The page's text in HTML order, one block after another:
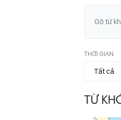
THỜI GIAN
TỪ